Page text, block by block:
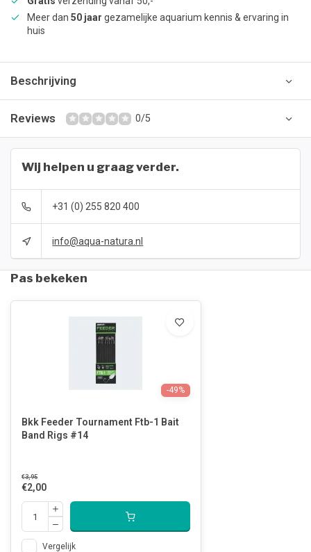
Meer dan 50 jaar gezamelijke aquarium kennis & ervaring in
huis
Beschrijving
Reviews 0/5
Wij helpen u graag verder.
+31 (0) 255 820 400
info@aqua-natura.nl
Pas bekeken
-49%
Bkk Feeder Tournament Ftb-1 Bait
Band Rigs #14
€3,95
€2,00
Vergelijk